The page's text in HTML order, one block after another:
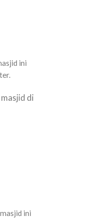
ini
di
ini